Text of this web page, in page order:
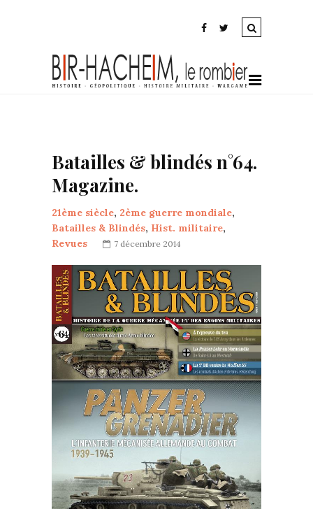
Batailles & blindés n°64.
Magazine.
21ème siècle, 2ème guerre mondiale,
Batailles & Blindés, Hist. militaire,
Revues
7 décembre 2014